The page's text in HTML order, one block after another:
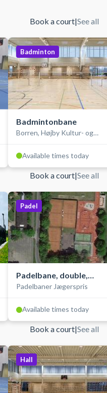
Book a court|See all
Badminton
Badmintonbane
Borren, Højby Kultur- og
Available times today
Book a court|See all
Padel
Padelbane, double,
udendørs
Padelbaner Jægerspris
Available times today
Book a court|See all
Hall